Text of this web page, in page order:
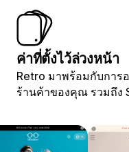
ค่าที่ตั้งไว้ล่วงหน้า
Retro มาพร้อมกับการ
ร้านค้าของคุณ รวมถึง